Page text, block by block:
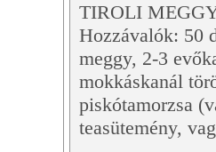
TIROLI
Hozzávalók: 50
meggy, 2-3
mokkáskanál
piskótamorzsa
teasütemény,